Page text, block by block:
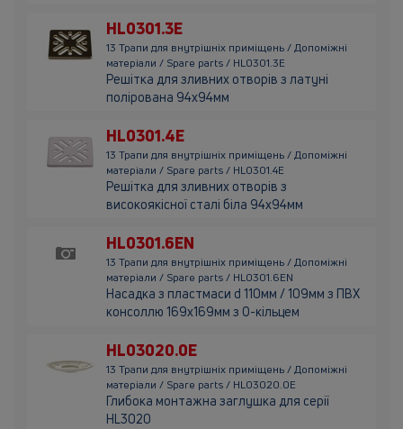
HL0301.3E
13 Трапи для внутрішніх приміщень / Допоміжні
матеріали / Spare parts / HL0301.3E
Решітка для зливних отворів з латуні
полірована 94х94мм
HL0301.4E
13 Трапи для внутрішніх приміщень / Допоміжні
матеріали / Spare parts / HL0301.4E
Решітка для зливних отворів з
високоякісної сталі біла 94х94мм
HL0301.6EN
13 Трапи для внутрішніх приміщень / Допоміжні
матеріали / Spare parts / HL0301.6EN
Насадка з пластмаси d 110мм / 109мм з ПВХ
консоллю 169х169мм з О-кільцем
HL03020.0E
13 Трапи для внутрішніх приміщень / Допоміжні
матеріали / Spare parts / HL03020.0E
Глибока монтажна заглушка для серії
HL3020